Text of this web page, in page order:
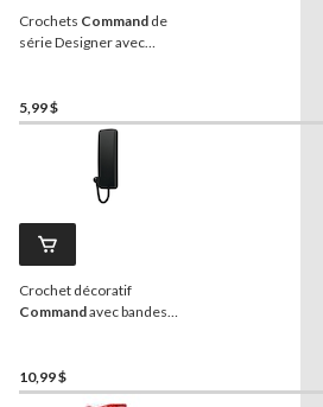
Crochets Command de
série Designer avec
5,99 $
Crochet décoratif
Commandavec bandes
10,99 $